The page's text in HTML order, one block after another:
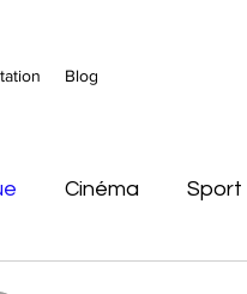
Blog
Cinéma Sport